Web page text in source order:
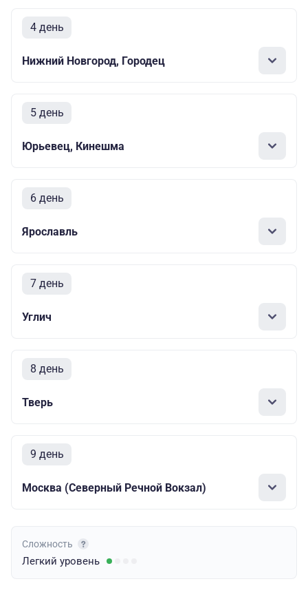
4 день
Нижний Новгород, Городец
5 день
Юрьевец, Кинешма
6 день
Ярославль
7 день
Углич
8 день
Тверь
9 день
Москва (Северный Речной Вокзал)
Сложность
Легкий уровень